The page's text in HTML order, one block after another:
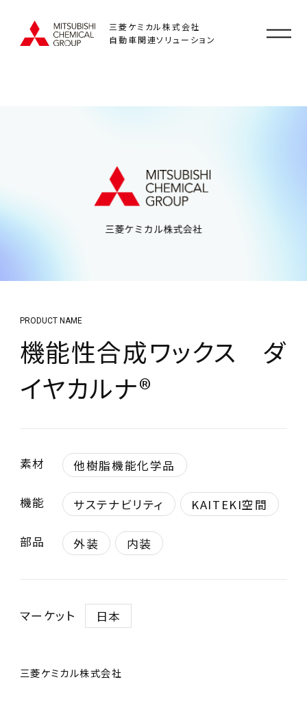
三菱ケミカル株式会社
自動車関連ソリューション
PRODUCT NAME
機能性合成ワックス ダ
イヤカルナ®
素材 他樹脂機能化学品
機能 サステナビリティ KAITEKI空間
部品 外装 内装
マーケット 日本
三菱ケミカル株式会社